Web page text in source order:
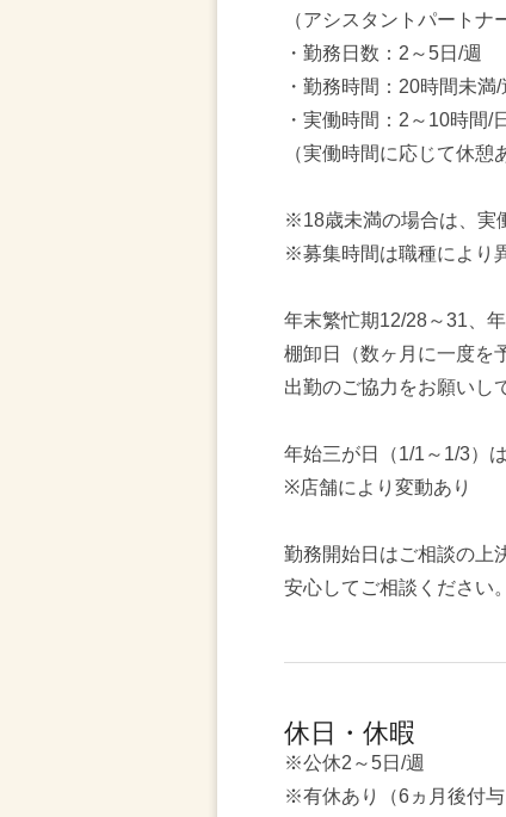
（アシスタントパートナ
・勤務日数：2～5日/週
・勤務時間：20時間未満/
・実働時間：2～10時間/日
（実働時間に応じて休憩
※18歳未満の場合は、実
※募集時間は職種により
年末繁忙期12/28～31、年
棚卸日（数ヶ月に一度を
出勤のご協力をお願いし
年始三が日（1/1～1/3）
※店舗により変動あり
勤務開始日はご相談の上
安心してご相談ください。
休日・休暇
※公休2～5日/週
※有休あり（6ヵ月後付与